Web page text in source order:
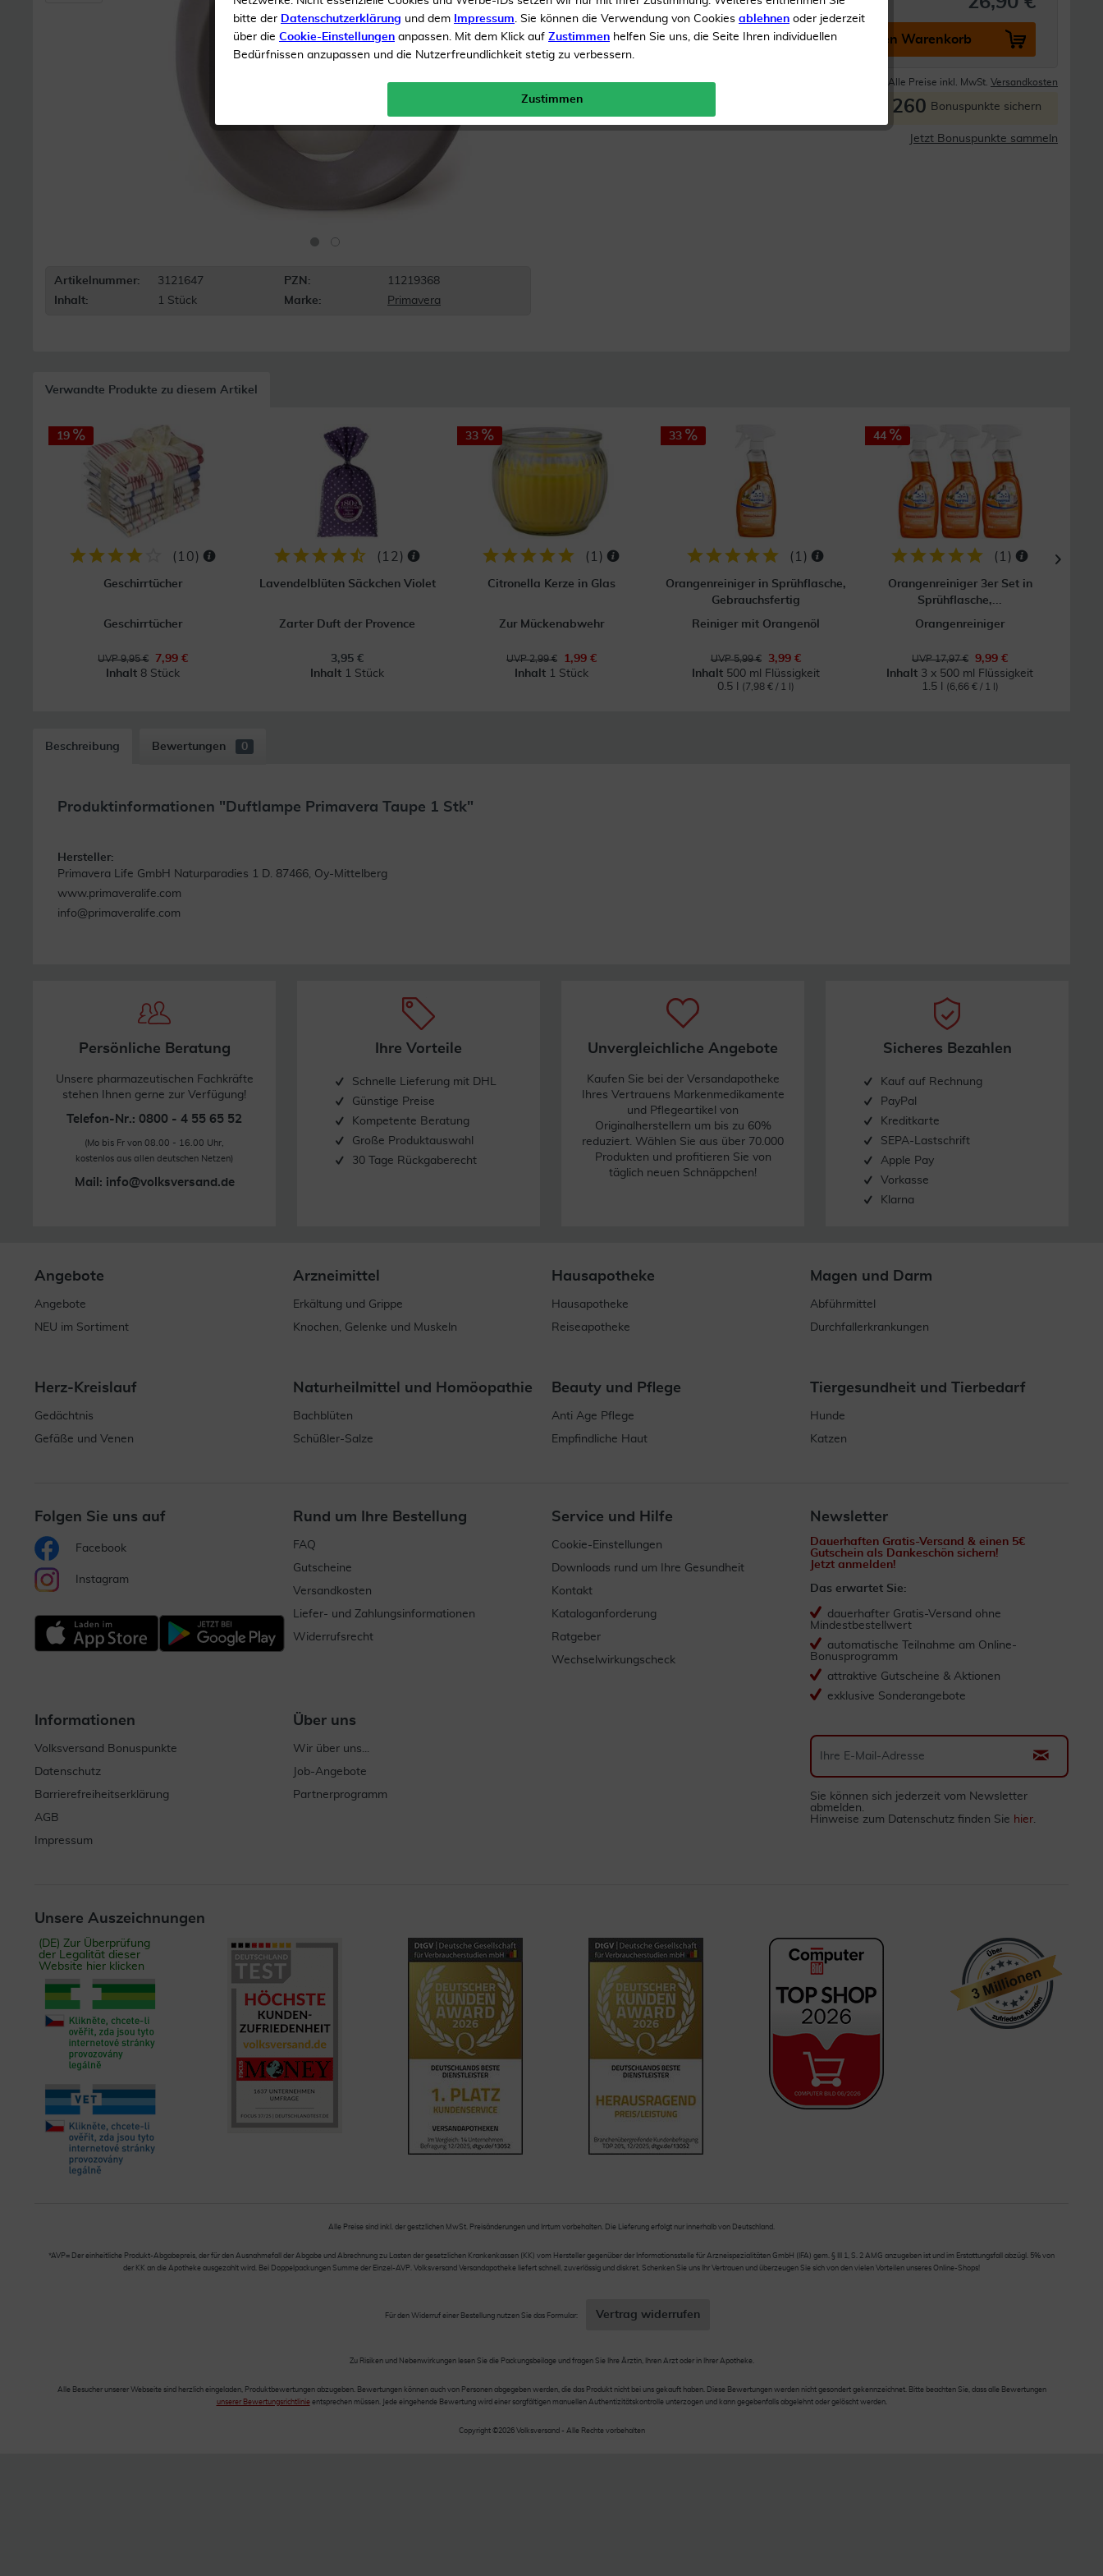
Artikelnummer: 3121647 PZN:
11219368
Inhalt:
1 Stück Marke: Primavera
Inhalt1 Stück
Menge: In den Warenkorb
Versandkostenfrei Alle Preise inkl. MwSt. Versandkosten
260 Bonuspunkte sichern
Jetzt Bonuspunkte sammeln
Verwandte Produkte zu diesem Artikel
19
( 10)
Geschirrtücher
Geschirrtücher
UVP 9,95 €
7,99 €
Inhalt 8 Stück
( 12 )
Lavendelblüten Säckchen Violet
Zarter Duft der Provence
3,95 €
Inhalt 1 Stück
33
( 1 )
Citronella Kerze in Glas
Zur Mückenabwehr
UVP 2,99 €
1,99 €
Inhalt 1 Stück
33
( 1 )
Orangenreiniger in Sprühflasche,
Gebrauchsfertig
Reiniger mit Orangenöl
UVP 5,99 €
3,99 €
Inhalt 500 ml Flüssigkeit
0.5 l
(7,98 € / 1 l)
44
( 1 )
Orangenreiniger 3er Set in
Sprühflasche,...
Orangenreiniger
UVP 17,97 €
9,99 €
Inhalt 3 x 500 ml Flüssigkeit
1.5 l
(6,66 € / 1 l)
Beschreibung Bewertungen 0
Produktinformationen "Duftlampe Primavera Taupe 1 Stk"
Hersteller:
Primavera Life GmbH Naturparadies 1 D. 87466, Oy-Mittelberg
www.primaveralife.com
info@primaveralife.com
Persönliche Beratung
Unsere pharmazeutischen Fachkräfte
stehen Ihnen gerne zur Verfügung!
Telefon-Nr.: 0800 - 4 55 65 52
(Mo bis Fr von 08.00 - 16.00 Uhr,
kostenlos aus allen deutschen Netzen)
Mail: info@volksversand.de
Ihre Vorteile
Schnelle Lieferung mit DHL
Günstige Preise
Kompetente Beratung
Große Produktauswahl
30 Tage Rückgaberecht
Unvergleichliche Angebote
Kaufen Sie bei der Versandapotheke
Ihres Vertrauens Markenmedikamente
und Pflegeartikel von
Originalherstellern um bis zu 60%
reduziert. Wählen Sie aus über 70.000
Produkten und profitieren Sie von
täglich neuen Schnäppchen!
Sicheres Bezahlen
Kauf auf Rechnung
PayPal
Kreditkarte
SEPA-Lastschrift
Apple Pay
Vorkasse
Klarna
Angebote
Angebote
NEU im Sortiment
Arzneimittel
Erkältung und Grippe
Knochen, Gelenke und Muskeln
Hausapotheke
Hausapotheke
Reiseapotheke
Magen und Darm
Abführmittel
Durchfallerkrankungen
Herz-Kreislauf
Gedächtnis
Gefäße und Venen
Naturheilmittel und Homöopathie
Bachblüten
Schüßler-Salze
Beauty und Pflege
Anti Age Pflege
Empfindliche Haut
Tiergesundheit und Tierbedarf
Hunde
Katzen
Folgen Sie uns auf
Facebook
Instagram
Rund um Ihre Bestellung
FAQ
Gutscheine
Versandkosten
Liefer- und Zahlungsinformationen
Widerrufsrecht
Service und Hilfe
Cookie-Einstellungen
Downloads rund um Ihre Gesundheit
Kontakt
Kataloganforderung
Ratgeber
Wechselwirkungscheck
Informationen
Volksversand Bonuspunkte
Datenschutz
Barrierefreiheitserklärung
AGB
Impressum
Über uns
Wir über uns...
Job-Angebote
Partnerprogramm
Newsletter
Dauerhaften Gratis-Versand & einen 5€
Gutschein als Dankeschön sichern!
Jetzt anmelden!
Das erwartet Sie:
dauerhafter Gratis-Versand ohne
Mindestbestellwert
automatische Teilnahme am Online-
Bonusprogramm
attraktive Gutscheine & Aktionen
exklusive Sonderangebote
Sie können sich jederzeit vom Newsletter
abmelden.
Hinweise zum Datenschutz finden Sie hier.
Unsere Auszeichnungen
(DE) Zur Überprüfung
der Legalität dieser
Website hier klicken
Alle Preise sind inkl. der gestzlichen MwSt. Preisänderungen und Irrtum vorbehalten. Die Lieferung erfolgt nur innerhalb von Deutschland.
*AVP= Der einheitliche Produkt-Abgabepreis, der für den Ausnahmefall der Abgabe und Abrechnung zu Lasten der gesetzlichen Krankenkassen (KK) vom Hersteller gegenüber der Informationsstelle für Arzneispezialitäten GmbH (IFA) gem. § III 1, S. 2 AMG anzugeben ist und im Erstattungsfall abzügl. 5% von
der KK an die Apotheke ausgezahlt wird. Bei Doppelpackungen Summe der Einzel-AVP. Volksversand Versandapotheke liefert schnell, zuverlässig und diskret. Schenken Sie uns Ihr Vertrauen und überzeugen Sie sich von den vielen Vorteilen unseres Online-Shops!
Für den Widerruf einer Bestellung nutzen Sie das Formular: Vertrag widerrufen
Zu Risiken und Nebenwirkungen lesen Sie die Packungsbeilage und fragen Sie Ihre Ärztin, Ihren Arzt oder in Ihrer Apotheke.
Alle Besucher unserer Webseite sind herzlich eingeladen, Produktbewertungen abzugeben. Bewertungen können auch von Personen abgegeben werden, die das Produkt nicht bei uns gekauft haben. Diese Bewertungen werden nicht gesondert gekennzeichnet. Bitte beachten Sie, dass alle Bewertungen
unserer Bewertungsrichtlinieentsprechen müssen. Jede eingehende Bewertung wird einer sorgfältigen manuellen Authentizitätskontrolle unterzogen und kann gegebenfalls abgelehnt oder gelöscht werden.
Copyright ©2026 Volksversand - Alle Rechte vorbehalten
bitte der Datenschutzerklärung und dem Impressum. Sie können die Verwendung von Cookies ablehnen oder jederzeit
über die Cookie-Einstellungen anpassen. Mit dem Klick auf Zustimmen helfen Sie uns, die Seite Ihren individuellen
Bedürfnissen anzupassen und die Nutzerfreundlichkeit stetig zu verbessern.
Zustimmen